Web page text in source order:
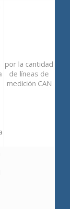
por la cantidad
de líneas de
medición CAN